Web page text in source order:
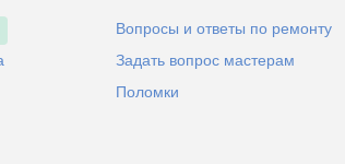
Вопросы и ответы по ремонту
Задать вопрос мастерам
Поломки